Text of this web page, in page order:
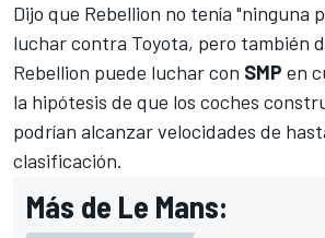
Dijo que Rebellion no tenía "ninguna
luchar contra Toyota, pero también
Rebellion puede luchar con SMP en
la hipótesis de que los coches
podrían alcanzar velocidades de
clasificación.
Más de Le Mans: